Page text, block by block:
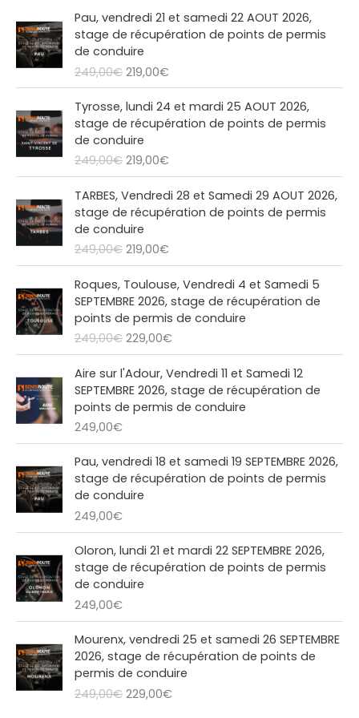
Pau, vendredi 21 et samedi 22 AOUT 2026,
stage de récupération de points de permis
de conduire
249,00€
L
e
p
r
i
x
i
n
i
t
i
a
l
é
t
a
i
t
2
9
,
0
€
.
219,00€
e
p
i
x
a
c
u
e
l
e
t
:
2
1
,
0
€
.
Tyrosse, lundi 24 et mardi 25 AOUT 2026,
stage de récupération de points de permis
de conduire
249,00€
L
e
p
r
i
x
i
n
i
t
i
a
l
é
t
a
t
9
,
0
€
.
219,00€
e
p
i
x
a
c
u
e
l
e
s
t
:
2
1
0
€
TARBES, Vendredi 28 et Samedi 29 AOUT 2026,
stage de récupération de points de permis
de conduire
249,00€
e
p
r
i
x
i
n
i
t
i
a
l
é
a
i
t
9
,
0
€
.
219,00€
L
e
p
i
x
a
c
t
u
e
l
e
s
:
2
0
€
Roques, Toulouse, Vendredi 4 et Samedi 5
SEPTEMBRE 2026, stage de récupération de
points de permis de conduire
249,00€
e
p
r
i
x
i
n
i
i
a
l
é
a
i
t
9
,
0
0
229,00€
e
p
r
i
x
a
c
t
e
l
e
:
2
0
€
.
Aire sur l'Adour, Vendredi 11 et Samedi 12
SEPTEMBRE 2026, stage de récupération de
points de permis de conduire
249,00€
Pau, vendredi 18 et samedi 19 SEPTEMBRE 2026,
stage de récupération de points de permis
de conduire
249,00€
Oloron, lundi 21 et mardi 22 SEPTEMBRE 2026,
stage de récupération de points de permis
de conduire
249,00€
Mourenx, vendredi 25 et samedi 26 SEPTEMBRE
2026, stage de récupération de points de
permis de conduire
249,00€
e
p
r
i229,00€
L
e
p
r
i